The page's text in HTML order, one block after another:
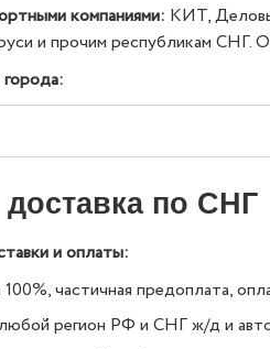
компаниями: КИТ,
и прочим республикам СНГ.
по СНГ
и оплаты:
частичная предоплата,
регион РФ и СНГ ж/д и